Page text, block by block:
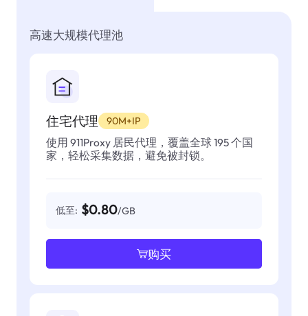
高速大规模代理池
住宅代理 90M+IP
使用 911Proxy 居民代理，覆盖全球 195 个国
家，轻松采集数据，避免被封锁。
低至: $0.80/GB
购买